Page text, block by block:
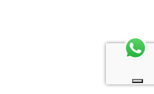
Política de privacidad